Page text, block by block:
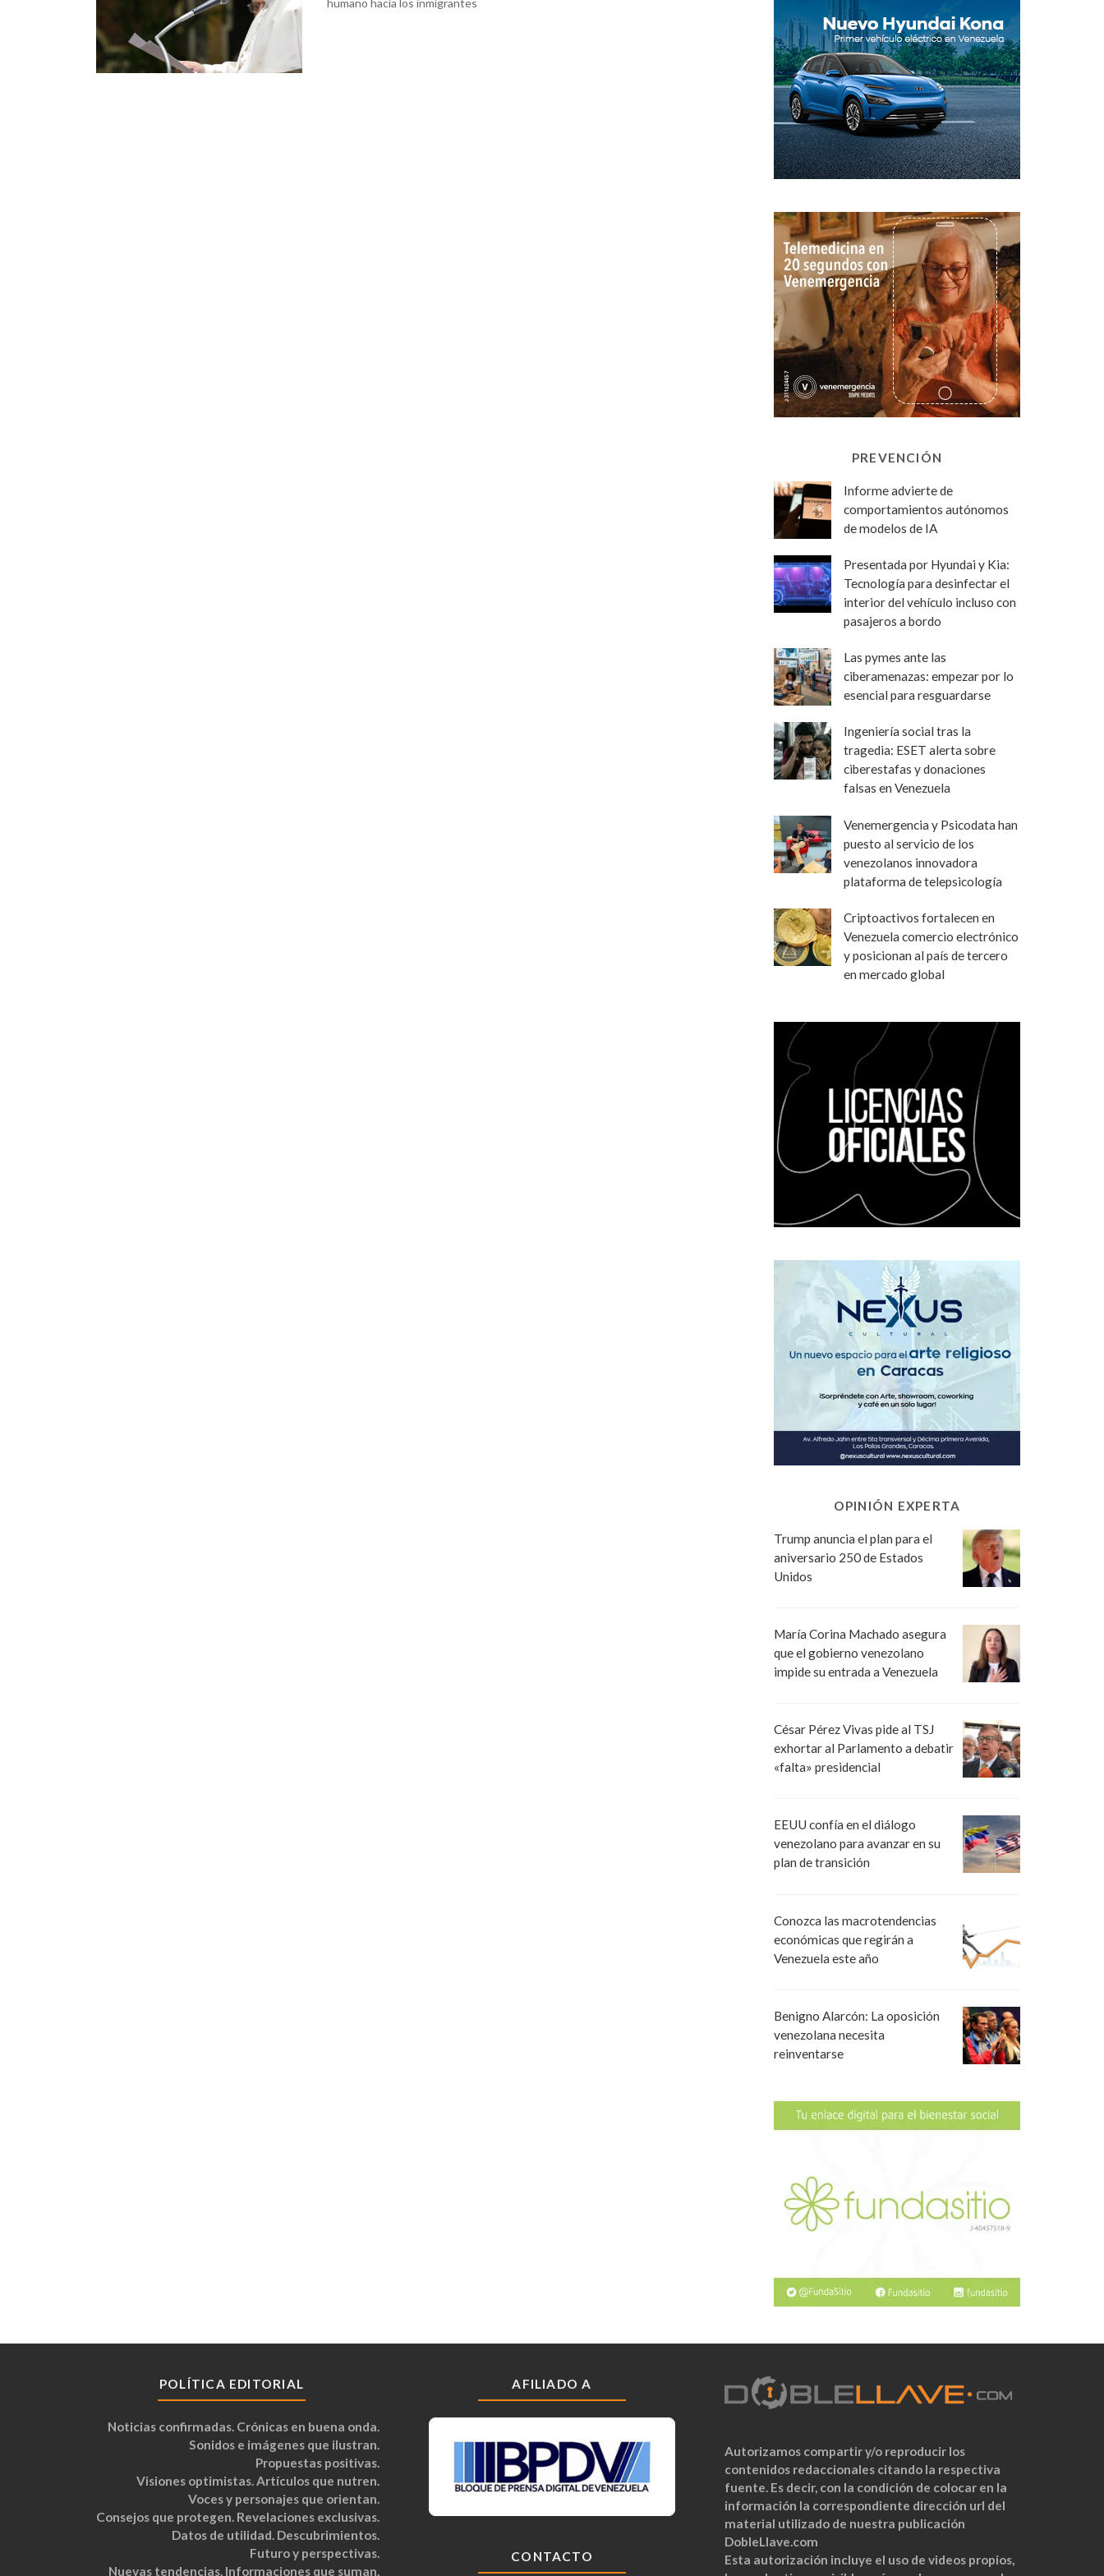
humano hacia los inmigrantes
PREVENCIÓN
Informe advierte de
comportamientos autónomos
de modelos de IA
Presentada por Hyundai y Kia:
Tecnología para desinfectar el
interior del vehículo incluso con
pasajeros a bordo
Las pymes ante las
ciberamenazas: empezar por lo
esencial para resguardarse
Ingeniería social tras la
tragedia: ESET alerta sobre
ciberestafas y donaciones
falsas en Venezuela
Venemergencia y Psicodata han
puesto al servicio de los
venezolanos innovadora
plataforma de telepsicología
Criptoactivos fortalecen en
Venezuela comercio electrónico
y posicionan al país de tercero
en mercado global
OPINIÓN EXPERTA
Trump anuncia el plan para el
aniversario 250 de Estados
Unidos
María Corina Machado asegura
que el gobierno venezolano
impide su entrada a Venezuela
César Pérez Vivas pide al TSJ
exhortar al Parlamento a debatir
«falta» presidencial
EEUU confía en el diálogo
venezolano para avanzar en su
plan de transición
Conozca las macrotendencias
económicas que regirán a
Venezuela este año
Benigno Alarcón: La oposición
venezolana necesita
reinventarse
POLÍTICA EDITORIAL
Noticias confirmadas. Crónicas en buena onda.
Sonidos e imágenes que ilustran.
Propuestas positivas.
Visiones optimistas. Artículos que nutren.
Voces y personajes que orientan.
Consejos que protegen. Revelaciones exclusivas.
Datos de utilidad. Descubrimientos.
Futuro y perspectivas.
Nuevas tendencias. Informaciones que suman.
AFILIADO A
CONTACTO
Autorizamos compartir y/o reproducir los
contenidos redaccionales citando la respectiva
fuente. Es decir, con la condición de colocar en la
información la correspondiente dirección url del
material utilizado de nuestra publicación
DobleLlave.com
Esta autorización incluye el uso de videos propios,